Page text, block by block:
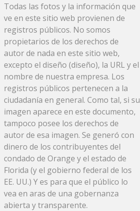
Todas las fotos y la información que
ve en este sitio web provienen de
registros públicos. No somos
propietarios de los derechos de
autor de nada en este sitio web,
excepto el diseño (diseño), la URL y el
nombre de nuestra empresa. Los
registros públicos pertenecen a la
ciudadanía en general. Como tal, si su
imagen aparece en este documento,
tampoco posee los derechos de
autor de esa imagen. Se generó con
dinero de los contribuyentes del
condado de Orange y el estado de
Florida (y el gobierno federal de los
EE. UU.) Y es para que el público lo
vea en aras de una gobernanza
abierta y transparente.